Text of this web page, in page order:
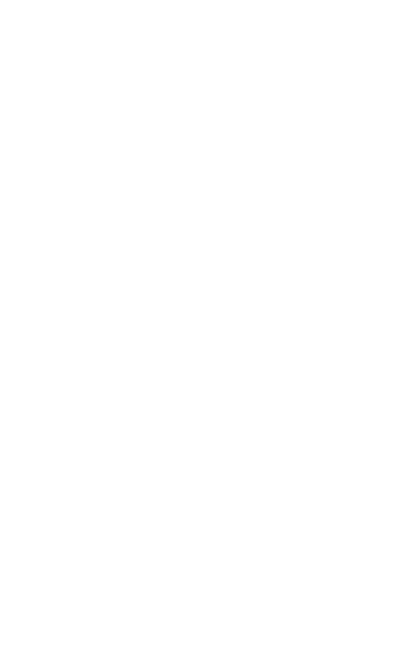
你秒懂水浒传，开启高效的水浒阅读之旅。
及时删除。
力的用户。
载用户自行承担。